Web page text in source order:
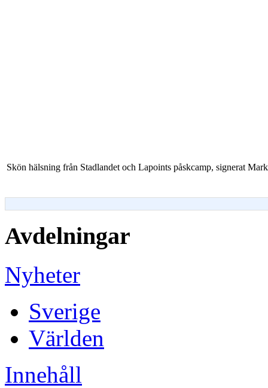
Skön hälsning från Stadlandet och Lapoints påskcamp, signerat
Avdelningar
Nyheter
Sverige
Världen
Innehåll